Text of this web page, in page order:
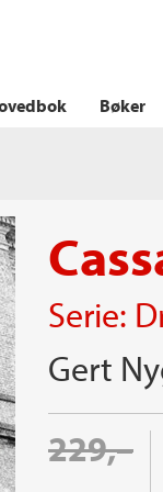
Bøker
Serie:
Gert
229,–